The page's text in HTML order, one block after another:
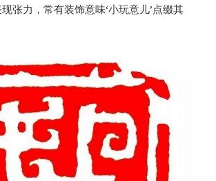
张力，常有装饰意味‘小玩意儿’点缀其